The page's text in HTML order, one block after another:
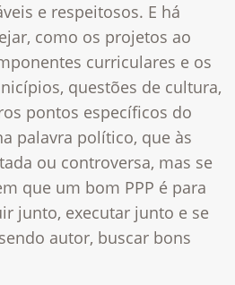
e respeitosos. E há
como os projetos ao
curriculares e os
questões de cultura,
pontos específicos do
palavra político, que às
ou controversa, mas se
que um bom PPP é para
junto, executar junto e se
autor, buscar bons